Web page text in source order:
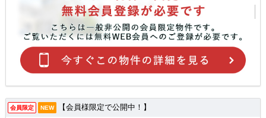
会員限定 NEW 【会員様限定で公開中！】